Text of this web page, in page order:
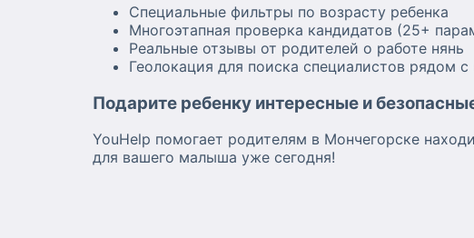
Специальные фильтры по возрасту ребенка
Многоэтапная проверка кандидатов (25+
Реальные отзывы от родителей о работе нянь
Геолокация для поиска специалистов рядом
Подарите ребенку интересные и
YouHelp помогает родителям в Мончегорске
для вашего малыша уже сегодня!